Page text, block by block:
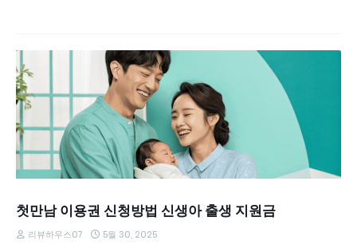
첫만남 이용권 신청방법 신생아 출생 지원금
리뷰하우스07 5월 30, 2025